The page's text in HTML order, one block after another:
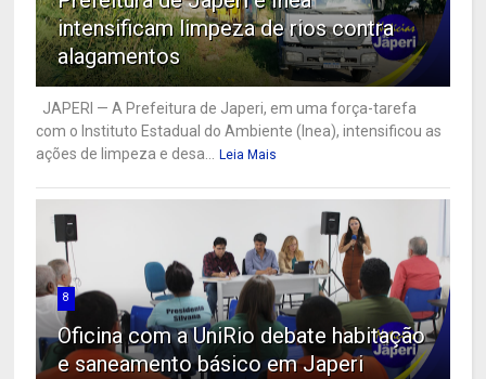
intensificam limpeza de rios contra
alagamentos
JAPERI — A Prefeitura de Japeri, em uma força-tarefa
com o Instituto Estadual do Ambiente (Inea), intensificou as
ações de limpeza e desa...
Leia Mais
8
Oficina com a UniRio debate habitação
e saneamento básico em Japeri